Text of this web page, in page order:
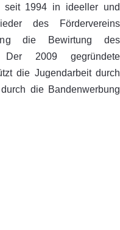
seit 1994 in ideeller und
des Fördervereins
die Bewirtung des
Der 2009 gegründete
die Jugendarbeit durch
die Bandenwerbung